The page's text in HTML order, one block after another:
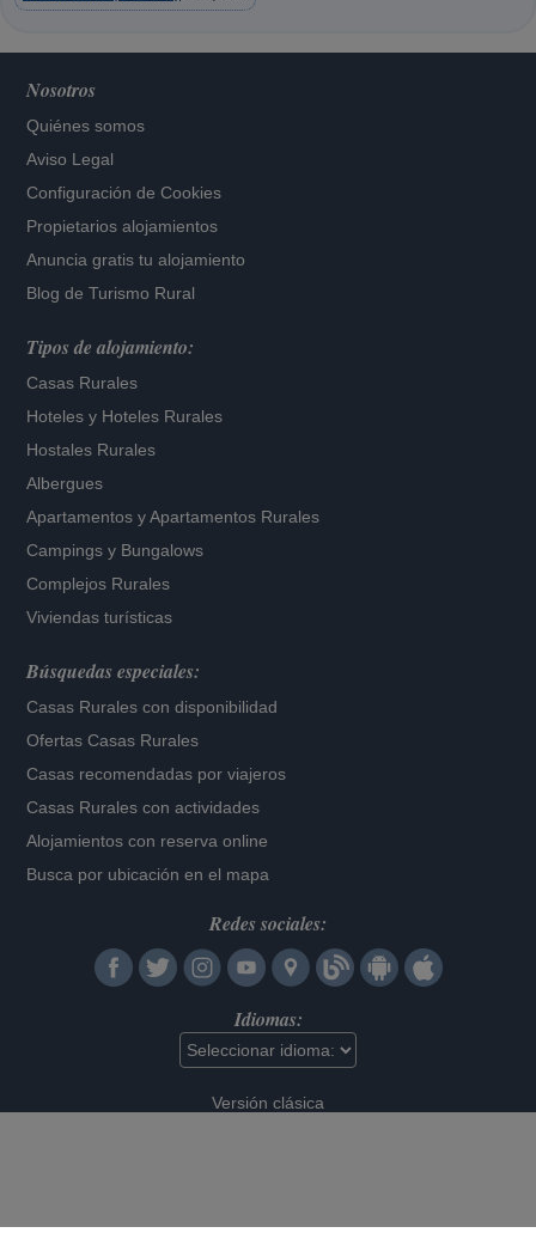
Nosotros
Quiénes somos
Aviso Legal
Configuración de Cookies
Propietarios alojamientos
Anuncia gratis tu alojamiento
Blog de Turismo Rural
Tipos de alojamiento:
Casas Rurales
Hoteles y Hoteles Rurales
Hostales Rurales
Albergues
Apartamentos yApartamentos Rurales
Campings y Bungalows
Complejos Rurales
Viviendas turísticas
Búsquedas especiales:
Casas Rurales con disponibilidad
Ofertas Casas Rurales
Casas recomendadas por viajeros
Casas Rurales con actividades
Alojamientos con reserva online
Busca por ubicación en el mapa
Redes sociales:
Idiomas:
Versión clásica